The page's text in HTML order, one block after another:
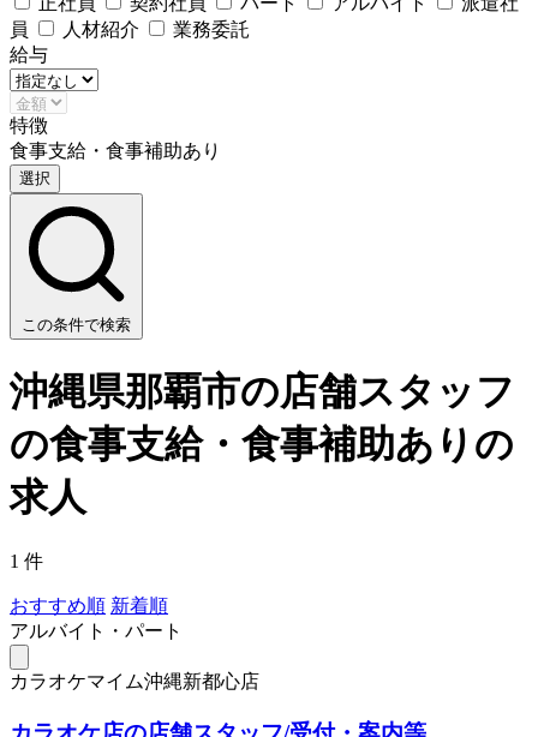
員
人材紹介
業務委託
給与
特徴
食事支給・食事補助あり
選択
この条件で検索
沖縄県那覇市の店舗スタッフ
の食事支給・食事補助ありの
求人
1 件
おすすめ順 新着順
アルバイト・パート
カラオケマイム沖縄新都心店